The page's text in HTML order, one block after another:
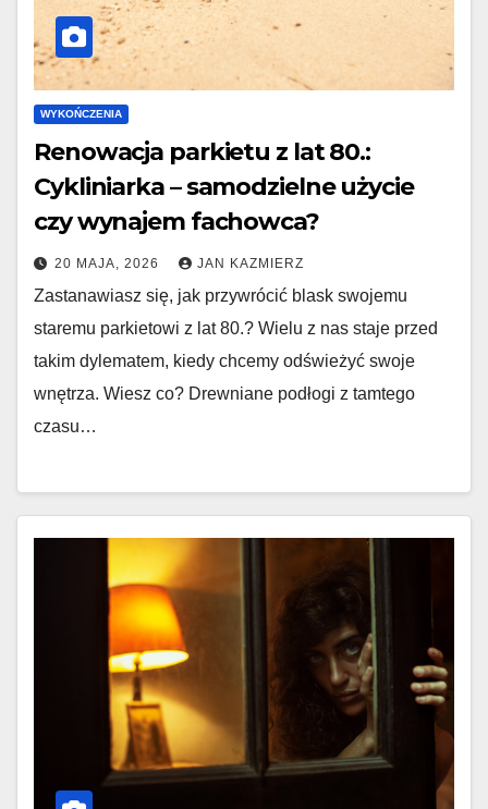
WYKOŃCZENIA
Renowacja parkietu z lat 80.:
Cykliniarka – samodzielne użycie
czy wynajem fachowca?
20 MAJA, 2026 JAN KAZMIERZ
Zastanawiasz się, jak przywrócić blask swojemu
staremu parkietowi z lat 80.? Wielu z nas staje przed
takim dylematem, kiedy chcemy odświeżyć swoje
wnętrza. Wiesz co? Drewniane podłogi z tamtego
czasu…